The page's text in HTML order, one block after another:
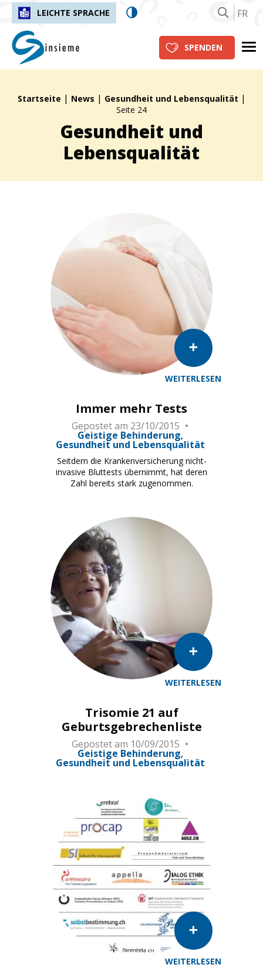
LEICHTE SPRACHE FR
insieme.ch
SPENDEN
Fil d'Ariane :
Startseite | News | Gesundheit und Lebensqualität |
Seite 24
Gesundheit und
Lebensqualität
WEITERLESEN
Immer mehr Tests
Gepostet am 23/10/2015
Geistige Behinderung
Gesundheit und Lebensqualität
Seitdem die Krankenversicherung nicht-
invasive Bluttests übernimmt, hat deren
Zahl bereits stark zugenommen.
WEITERLESEN
Trisomie 21 auf
Geburtsgebrechenliste
Gepostet am 10/09/2015
Geistige Behinderung
Gesundheit und Lebensqualität
WEITERLESEN